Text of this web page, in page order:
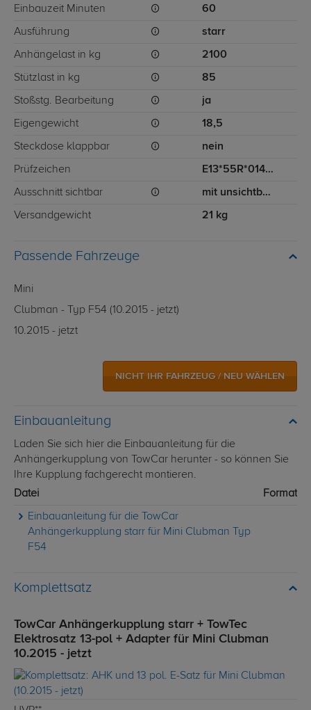
Einbauzeit Minuten 60
Ausführung starr
Anhängelast in kg 2100
Stützlast in kg 85
Stoßstg. Bearbeitung ja
Eigengewicht 18,5
Steckdose klappbar nein
Prüfzeichen E13*55R*014340
Ausschnitt sichtbar mit unsichtbarem Ausschnitt für Stoßstange
Versandgewicht 21 kg
Passende Fahrzeuge
Mini
Clubman - Typ F54 (10.2015 - jetzt)
10.2015 - jetzt
NICHT IHR FAHRZEUG / NEU WÄHLEN
Einbauanleitung
Laden Sie sich hier die Einbauanleitung für die
Anhängerkupplung von TowCar herunter - so können Sie
Ihre Kupplung fachgerecht montieren.
Datei
Format
Einbauanleitung für die TowCar
Anhängerkupplung starr für Mini Clubman Typ
F54
Komplettsatz
TowCar Anhängerkupplung starr + TowTec
Elektrosatz 13-pol + Adapter für Mini Clubman
10.2015 - jetzt